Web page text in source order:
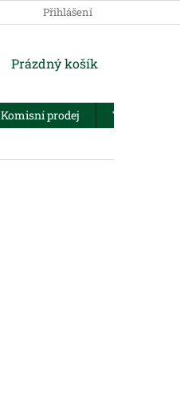
Přihlášení
NÁKUPNÍ
Prázdný košík
Komisní prodej
Trezory